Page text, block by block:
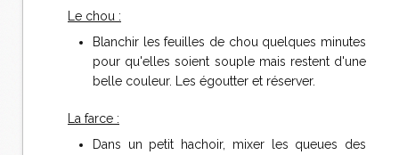
Le chou :
Blanchir les feuilles de chou quelques minutes
pour qu'elles soient souple mais restent d'une
belle couleur. Les égoutter et réserver.
La farce :
Dans un petit hachoir, mixer les queues des